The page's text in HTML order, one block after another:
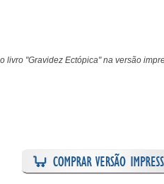
livro "Gravidez Ectópica" na versão